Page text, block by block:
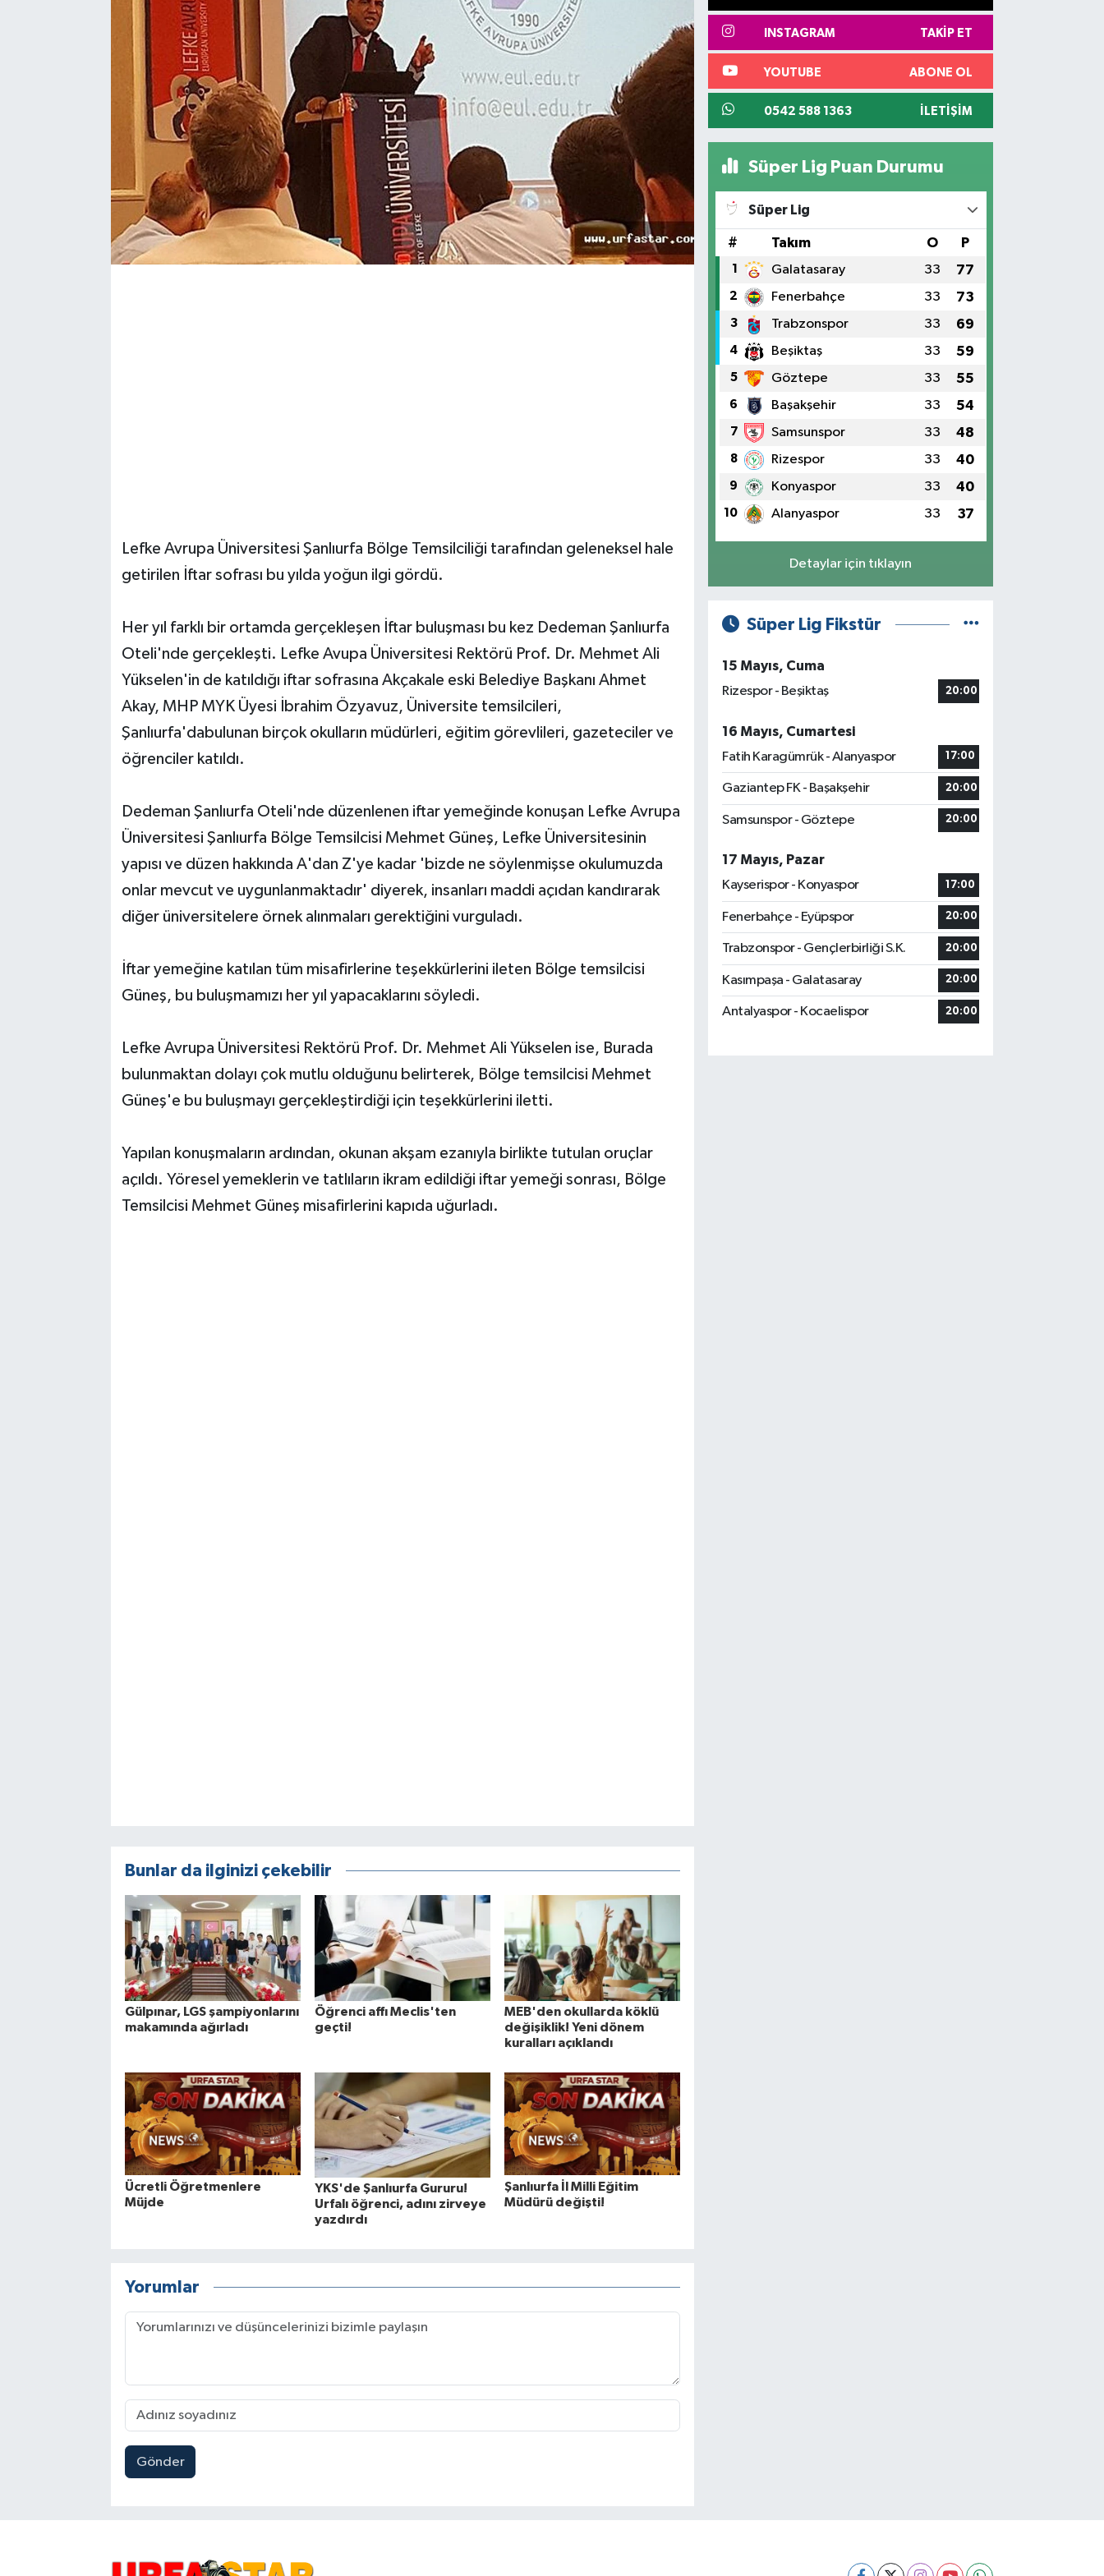
Lefke Avrupa Üniversitesi Şanlıurfa Bölge Temsilciliği tarafından geleneksel hale
getirilen İftar sofrası bu yılda yoğun ilgi gördü.
Her yıl farklı bir ortamda gerçekleşen İftar buluşması bu kez Dedeman Şanlıurfa
Oteli'nde gerçekleşti. Lefke Avupa Üniversitesi Rektörü Prof. Dr. Mehmet Ali
Yükselen'in de katıldığı iftar sofrasına Akçakale eski Belediye Başkanı Ahmet
Akay, MHP MYK Üyesi İbrahim Özyavuz, Üniversite temsilcileri,
Şanlıurfa'dabulunan birçok okulların müdürleri, eğitim görevlileri, gazeteciler ve
öğrenciler katıldı.
Dedeman Şanlıurfa Oteli'nde düzenlenen iftar yemeğinde konuşan Lefke Avrupa
Üniversitesi Şanlıurfa Bölge Temsilcisi Mehmet Güneş, Lefke Üniversitesinin
yapısı ve düzen hakkında A'dan Z'ye kadar 'bizde ne söylenmişse okulumuzda
onlar mevcut ve uygunlanmaktadır' diyerek, insanları maddi açıdan kandırarak
diğer üniversitelere örnek alınmaları gerektiğini vurguladı.
İftar yemeğine katılan tüm misafirlerine teşekkürlerini ileten Bölge temsilcisi
Güneş, bu buluşmamızı her yıl yapacaklarını söyledi.
Lefke Avrupa Üniversitesi Rektörü Prof. Dr. Mehmet Ali Yükselen ise, Burada
bulunmaktan dolayı çok mutlu olduğunu belirterek, Bölge temsilcisi Mehmet
Güneş'e bu buluşmayı gerçekleştirdiği için teşekkürlerini iletti.
Yapılan konuşmaların ardından, okunan akşam ezanıyla birlikte tutulan oruçlar
açıldı. Yöresel yemeklerin ve tatlıların ikram edildiği iftar yemeği sonrası, Bölge
Temsilcisi Mehmet Güneş misafirlerini kapıda uğurladı.
Bunlar da ilginizi çekebilir
Gülpınar, LGS şampiyonlarını
makamında ağırladı
Öğrenci affı Meclis'ten
geçti!
MEB'den okullarda köklü
değişiklik! Yeni dönem
kuralları açıklandı
Ücretli Öğretmenlere
Müjde
YKS'de Şanlıurfa Gururu!
Urfalı öğrenci, adını zirveye
yazdırdı
Şanlıurfa İl Milli Eğitim
Müdürü değişti!
Yorumlar
Gönder
INSTAGRAM TAKIP ET
YOUTUBE ABONE OL
0542 588 1363 İLETIŞIM
Süper Lig Puan Durumu
Süper Lig
# Takım O P
1 Galatasaray 33 77
2 Fenerbahçe 33 73
3 Trabzonspor 33 69
4 Beşiktaş 33 59
5 Göztepe 33 55
6 Başakşehir 33 54
7 Samsunspor 33 48
8 Rizespor 33 40
9 Konyaspor 33 40
10 Alanyaspor 33 37
Detaylar için tıklayın
Süper Lig Fikstür
15 Mayıs, Cuma
Rizespor - Beşiktaş
20:00
16 Mayıs, Cumartesi
Fatih Karagümrük - Alanyaspor
17:00
Gaziantep FK - Başakşehir 20:00
Samsunspor - Göztepe 20:00
17 Mayıs, Pazar
Kayserispor - Konyaspor
17:00
Fenerbahçe - Eyüpspor 20:00
Trabzonspor - Gençlerbirliği S.K. 20:00
Kasımpaşa - Galatasaray 20:00
Antalyaspor - Kocaelispor 20:00